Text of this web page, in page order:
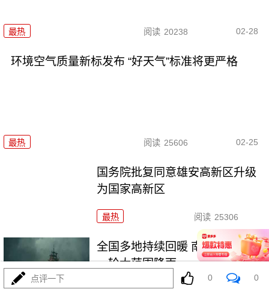
最热 阅读 20238 02-28
环境空气质量新标发布 “好天气”标准将更严格
最热 阅读 25606 02-25
国务院批复同意雄安高新区升级
为国家高新区
最热 阅读 25306
全国多地持续回暖 南方将开启新
一轮大范围降雨
最热
点评一下 0 0